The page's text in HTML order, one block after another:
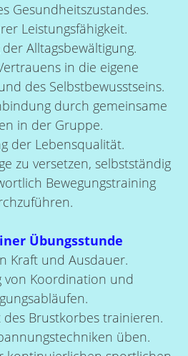
Gesundheitszustandes.
Leistungsfähigkeit.
Alltagsbewältigung.
in die eigene
des Selbstbewusstseins.
durch gemeinsame
in der Gruppe.
der Lebensqualität.
zu versetzen, selbstständig
Bewegungstraining
Übungsstunde
Kraft und Ausdauer.
von Koordination und
des Brustkorbestrainieren.
üben.